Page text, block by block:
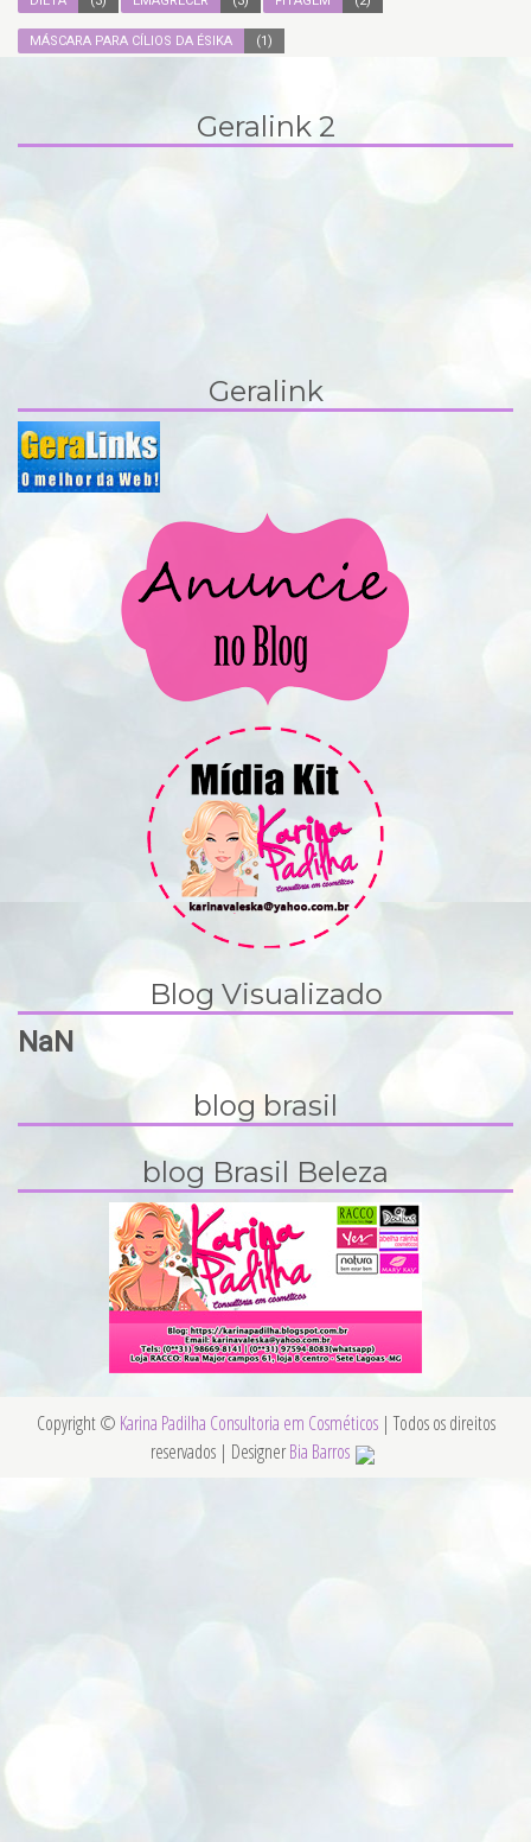
MÁSCARA PARA CÍLIOS DA ÉSIKA (1)
Geralink 2
Geralink
Blog Visualizado
NaN
blog brasil
blog Brasil Beleza
Copyright © Karina Padilha Consultoria em Cosméticos | Todos os direitos
reservados | DesignerBia Barros